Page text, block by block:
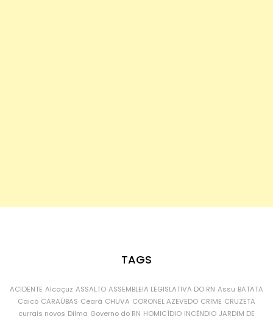
TAGS
ACIDENTE Alcaçuz ASSALTO ASSEMBLEIA LEGISLATIVA DO RN Assu BATATA
Caicó CARAÚBAS Ceará CHUVA CORONEL AZEVEDO CRIME CRUZETA
currais novos Dilma Governo do RN HOMICÍDIO INCÊNDIO JARDIM DE